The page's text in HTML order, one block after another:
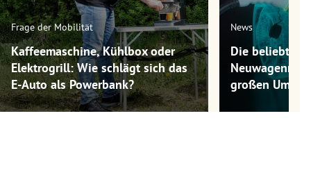
Frage der Mobilität
Kaffeemaschine, Kühlbox oder
Elektrogrill: Wie schlägt sich das
E-Auto als Powerbank?
News
Die
großen